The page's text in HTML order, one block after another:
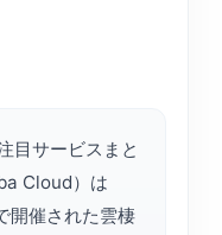
目サービスまと
Cloud）は
開催された雲棲